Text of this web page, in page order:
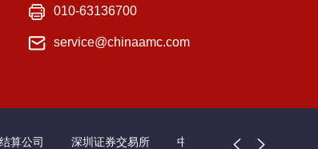
010-63136700
service@chinaamc.com
算公司 深圳证券交易所 中国证券业协会